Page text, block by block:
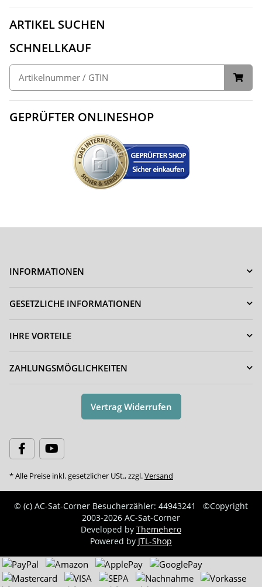
ARTIKEL SUCHEN
SCHNELLKAUF
GEPRÜFTER ONLINESHOP
INFORMATIONEN
GESETZLICHE INFORMATIONEN
IHRE VORTEILE
ZAHLUNGSMÖGLICHKEITEN
Vertrag Widerrufen
* Alle Preise inkl. gesetzlicher USt., zzgl.Versand
© (c) AC-Sat-Corner Besucherzähler: 44943241
©Copyright
2003-2026 AC-Sat-Corner
Developed by Themehero
Powered by JTL-Shop